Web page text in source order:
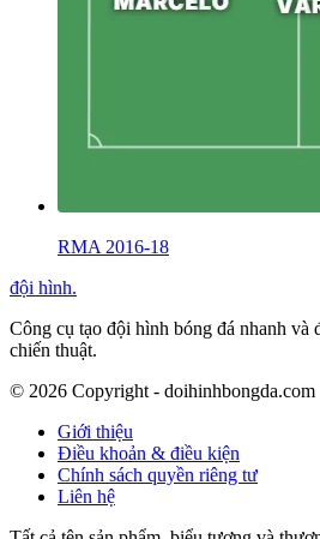
RMA 2016-18
đội hình.
Công cụ tạo đội hình bóng đá nhanh và
chiến thuật.
© 2026 Copyright - doihinhbongda.com
Giới thiệu
Điều khoản & điều kiện
Chính sách quyền riêng tư
Liên hệ